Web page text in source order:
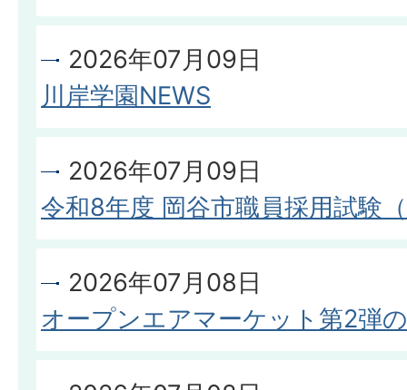
2026年07月09日
川岸学園NEWS
2026年07月09日
令和8年度 岡谷市職員採用試験
2026年07月08日
オープンエアマーケット第2弾